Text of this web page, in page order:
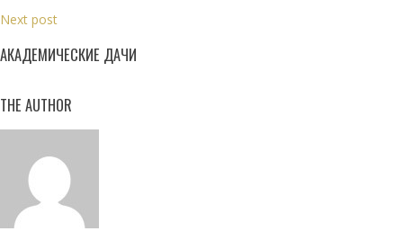
Next post
АКАДЕМИЧЕСКИЕ ДАЧИ
THE AUTHOR